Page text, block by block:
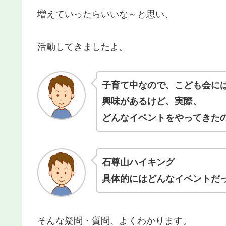
増えていったらいいな～と思い、
活動してきましたよ。
子育て中なので、こども会に
興味があるけど、実際、
どんなイベントをやってきた
石尊山ハイキング
具体的にはどんなイベントだ
そんな疑問・質問、よくわかります。